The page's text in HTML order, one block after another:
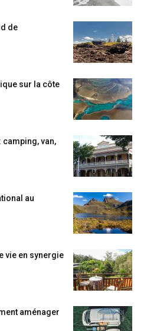
de
sur la côte
camping, van,
au
vie en synergie
aménager